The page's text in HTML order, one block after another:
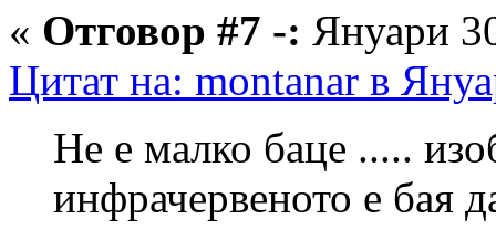
« Отговор #7 -: Януари
Цитат на: montanar в
Не е малко баце .....
инфрачервеното е бая